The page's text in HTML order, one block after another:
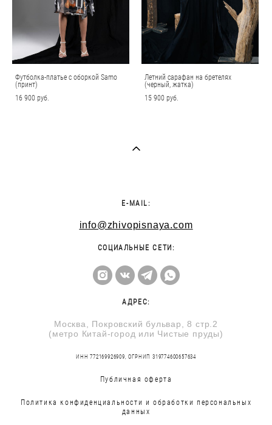
Футболка-платье с оборкой Samo
(принт)
16 900 pуб.
Летний сарафан на бретелях
(черный, жатка)
15 900 pуб.
E-MAIL:
info@zhivopisnaya.com
СОЦИАЛЬНЫЕ СЕТИ:
АДРЕС:
Москва, Покровский бульвар, 8 стр.2
(метро Китай-город или Чистые пруды)
ИНН 772169926909, ОГРНИП 319774600657634
Публичная оферта
Политика конфиденциальности и обработки персональных
данных